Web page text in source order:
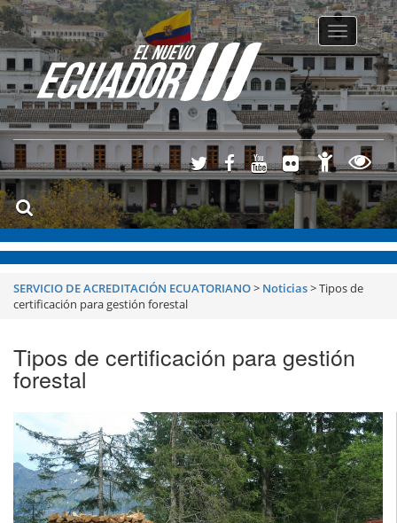
Toggle
SERVICIO DE ACREDITACIÓN ECUATORIANO> Noticias>Tipos de
certificación para gestión forestal
Tipos de certificación para gestión
forestal